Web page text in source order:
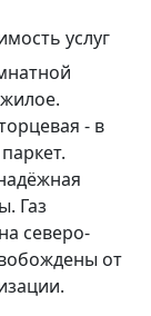
услуг
- в
Газ
северо-
от